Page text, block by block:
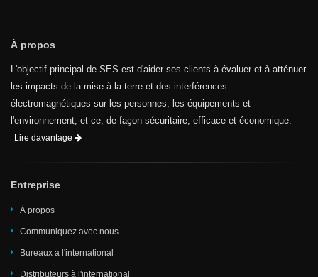
À propos
L'objectif principal de SES est d'aider ses clients à évaluer et à atténuer
les impacts de la mise à la terre et des interférences
électromagnétiques sur les personnes, les équipements et
l'environnement, et ce, de façon sécuritaire, efficace et économique.
Lire davantage
Entreprise
À propos
Communiquez avec nous
Bureaux à l'international
Distributeurs à l'international